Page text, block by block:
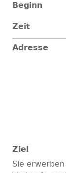
Beginn
Zeit
Adresse
Ziel
Sie